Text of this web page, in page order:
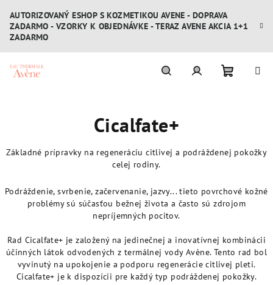
obsah
AUTORIZOVANÝ ESHOP S KOZMETIKOU AVENE - DOPRAVA
ZADARMO - VZORKY K OBJEDNÁVKE - TERAZ AVENE AKCIA 1+1
ZADARMO
Cicalfate+
Základné prípravky na regeneráciu citlivej a podráždenej pokožky
celej rodiny.
Podráždenie, svrbenie, začervenanie, jazvy... tieto povrchové kožné
problémy sú súčasťou bežnej života a často sú zdrojom
nepríjemných pocitov.
Rad Cicalfate+ je založený na jedinečnej a inovatívnej kombinácii
účinných látok odvodených z termálnej vody Avène. Tento rad bol
vyvinutý na upokojenie a podporu regenerácie citlivej pleti.
Cicalfate+ je k dispozícii pre každý typ podráždenej pokožky.